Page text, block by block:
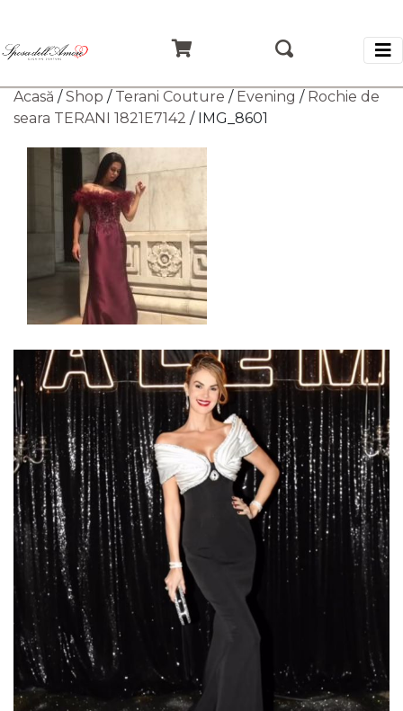
Acasă /Shop / Terani Couture / Evening / Rochie de
seara TERANI 1821E7142 / IMG_8601